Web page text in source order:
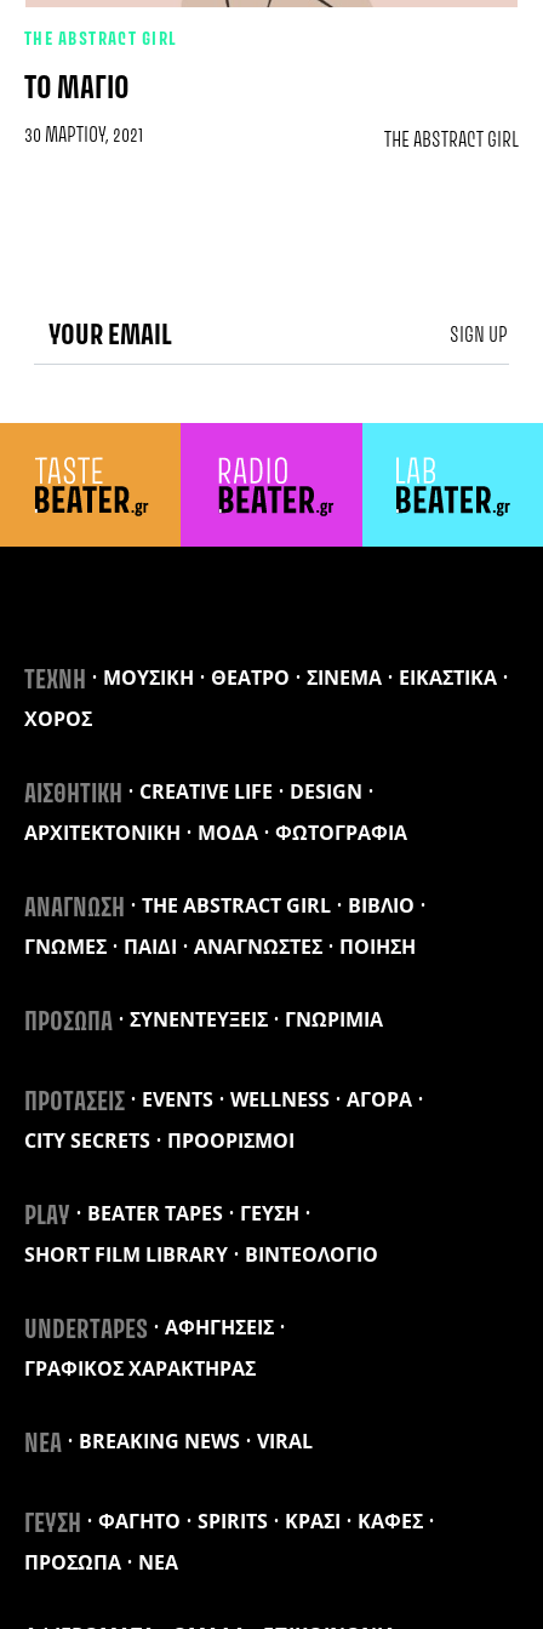
THE ABSTRACT GIRL
ΤΟ ΜΑΓΙΟ
30 ΜΑΡΤΊΟΥ, 2021 THE ABSTRACT GIRL
ΤΕΧΝΗ ΜΟΥΣΙΚΗ ΘΕΑΤΡΟ ΣΙΝΕΜΑ
ΕΙΚΑΣΤΙΚΑ
ΧΟΡΟΣ
ΑΙΣΘΗΤΙΚΗ CREATIVE LIFE
DESIGN
ΑΡΧΙΤΕΚΤΟΝΙΚΗ
ΜΟΔΑ ΦΩΤΟΓΡΑΦΙΑ
ΑΝΑΓΝΩΣΗ THE ABSTRACT GIRL
ΒΙΒΛΙΟ
ΓΝΩΜΕΣ
ΠΑΙΔΙ ΑΝΑΓΝΩΣΤΕΣ ΠΟΙΗΣΗ
ΠΡΟΣΩΠΑ ΣΥΝΕΝΤΕΥΞΕΙΣ ΓΝΩΡΙΜΙΑ
ΠΡΟΤΑΣΕΙΣ EVENTS WELLNESS
ΑΓΟΡΑ
CITY SECRETS
ΠΡΟΟΡΙΣΜΟΙ
PLAY BEATER TAPES
ΓΕΥΣΗ
SHORT FILM LIBRARY
ΒΙΝΤΕΟΛΟΓΙΟ
UNDERTAPES
ΑΦΗΓΗΣΕΙΣ
ΓΡΑΦΙΚΟΣ ΧΑΡΑΚΤΗΡΑΣ
ΝΕΑ BREAKING NEWS VIRAL
ΓΕΥΣΗ ΦΑΓΗΤΟ SPIRITS ΚΡΑΣΙ
ΚΑΦΕΣ
ΠΡΟΣΩΠΑ
ΝΕΑ
SIGN UP